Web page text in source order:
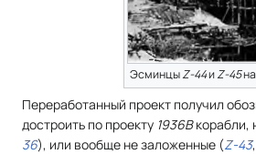
ЭсминцыZ-44иZ-45на
Переработанный проект получил
достроить по проекту 1936Bкорабли,
36), или вообще не заложенные (Z-43,